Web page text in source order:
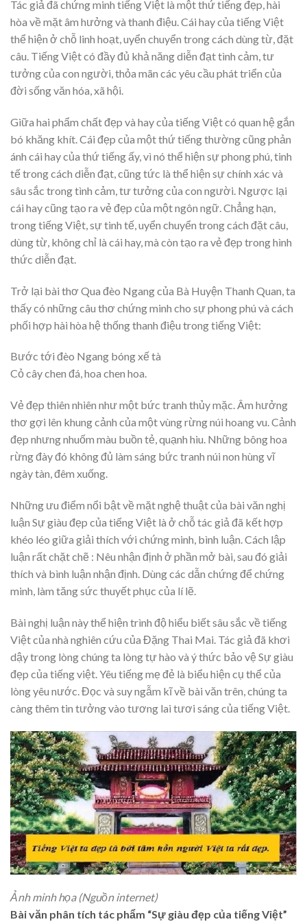
Tác giả đã chứng minh tiếng Việt là một thứ tiếng đẹp, hài
hòa về mặt âm hưởng và thanh điệu. Cái hay của tiếng Việt
thể hiện ở chỗ linh hoạt, uyển chuyển trong cách dùng từ, đặt
câu. Tiếng Việt có đầy đủ khả năng diễn đạt tình cảm, tư
tưởng của con người, thỏa mãn các yêu cầu phát triển của
đời sống văn hóa, xã hội.
Giữa hai phẩm chất đẹp và hay của tiếng Việt có quan hệ gắn
bó khăng khít. Cái đẹp của một thứ tiếng thường cũng phản
ánh cái hay của thứ tiếng ấy, vì nó thể hiện sự phong phú, tinh
tế trong cách diễn đạt, cũng tức là thể hiện sự chính xác và
sâu sắc trong tình cảm, tư tưởng của con người. Ngược lại
cái hay cũng tạo ra vẻ đẹp của một ngôn ngữ. Chẳng hạn,
trong tiếng Việt, sự tinh tế, uyển chuyển trong cách đặt câu,
dùng từ, không chỉ là cái hay, mà còn tạo ra vẻ đẹp trong hình
thức diễn đạt.
Trở lại bài thơ Qua đèo Ngang của Bà Huyện Thanh Quan, ta
thấy có những câu thơ chứng minh cho sự phong phú và cách
phối hợp hài hòa hệ thống thanh điệu trong tiếng Việt:
Bước tới đèo Ngang bóng xế tà
Cỏ cây chen đá, hoa chen hoa.
Vẻ đẹp thiên nhiên như một bức tranh thủy mặc. Âm hưởng
thơ gợi lên khung cảnh của một vùng rừng núi hoang vu. Cảnh
đẹp nhưng nhuốm màu buồn tẻ, quạnh hiu. Những bông hoa
rừng đày đó không đủ làm sáng bức tranh núi non hùng vĩ
ngày tàn, đêm xuống.
Những ưu điểm nổi bật về mặt nghệ thuật của bài văn nghị
luận Sự giàu đẹp của tiếng Việt là ở chỗ tác giả đã kết hợp
khéo léo giữa giải thích với chứng minh, bình luận. Cách lập
luận rất chặt chẽ : Nêu nhận định ở phần mở bài, sau đó giải
thích và bình luận nhận định. Dùng các dẫn chứng để chứng
minh, làm tăng sức thuyết phục của lí lẽ.
Bài nghị luận này thể hiện trình độ hiểu biết sâu sắc về tiếng
Việt của nhà nghiên cứu của Đặng Thai Mai. Tác giả đã khơi
dậy trong lòng chúng ta lòng tự hào và ý thức bảo vệ Sự giàu
đẹp của tiếng việt. Yêu tiếng mẹ đẻ là biểu hiện cụ thể của
lòng yêu nước. Đọc và suy ngẫm kĩ về bài văn trên, chúng ta
càng thêm tin tưởng vào tương lai tươi sáng của tiếng Việt.
Ảnh minh họa (Nguồn internet)
Bài văn phân tích tác phẩm “Sự giàu đẹp của tiếng Việt”